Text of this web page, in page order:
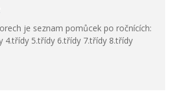
je seznam pomůcek po ročnících:
4.třídy 5.třídy 6.třídy 7.třídy 8.třídy